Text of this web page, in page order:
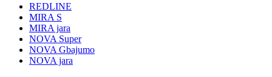
REDLINE
MIRA S
MIRA jara
NOVA Super
NOVA Gbajumo
NOVA jara